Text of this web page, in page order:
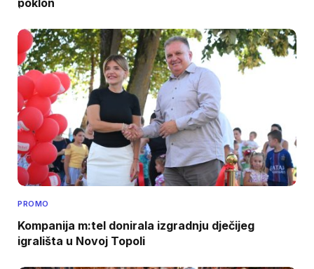
poklon
PROMO
Kompanija m:tel donirala izgradnju dječijeg
igrališta u Novoj Topoli